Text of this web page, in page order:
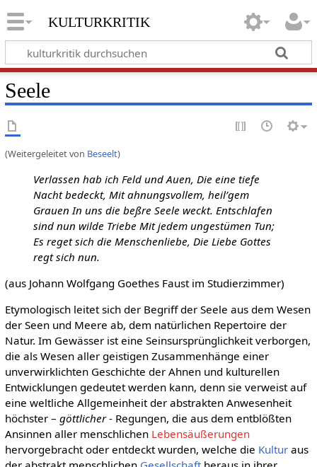
kulturkritik
Seele
(Weitergeleitet von Beseelt)
Verlassen hab ich Feld und Auen, Die eine tiefe
Nacht bedeckt, Mit ahnungsvollem, heil’gem
Grauen In uns die beßre Seele weckt. Entschlafen
sind nun wilde Triebe Mit jedem ungestümen Tun;
Es reget sich die Menschenliebe, Die Liebe Gottes
regt sich nun.
(aus Johann Wolfgang Goethes Faust im Studierzimmer)
Etymologisch leitet sich der Begriff der Seele aus dem Wesen
der Seen und Meere ab, dem natürlichen Repertoire der
Natur. Im Gewässer ist eine Seinsursprünglichkeit verborgen,
die als Wesen aller geistigen Zusammenhänge einer
unverwirklichten Geschichte der Ahnen und kulturellen
Entwicklungen gedeutet werden kann, denn sie verweist auf
eine weltliche Allgemeinheit der abstrakten Anwesenheit
höchster – göttlicher- Regungen, die aus dem entblößten
Ansinnen aller menschlichen Lebensäußerungen
hervorgebracht oder entdeckt wurden, welche die Kulturaus